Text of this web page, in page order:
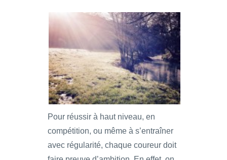
Pour réussir à haut niveau, en
compétition, ou même à s’entraîner
avec régularité, chaque coureur doit